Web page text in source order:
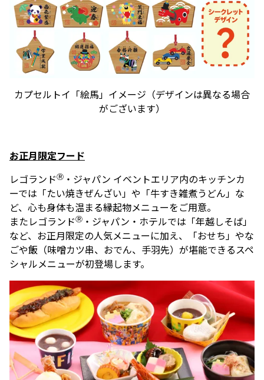
カプセルトイ「絵馬」イメージ（デザインは異なる場合
がございます）
お正月限定フード
レゴランドⓇ ・ジャパン イベントエリア内のキッチンカ
ーでは「たい焼きぜんざい」や「牛すき雑煮うどん」な
ど、心も身体も温まる縁起物メニューをご用意。
またレゴランドⓇ ・ジャパン・ホテルでは「年越しそば」
など、お正月限定の人気メニューに加え、「おせち」やな
ごや飯（味噌カツ串、おでん、手羽先）が堪能できるスペ
シャルメニューが初登場します。